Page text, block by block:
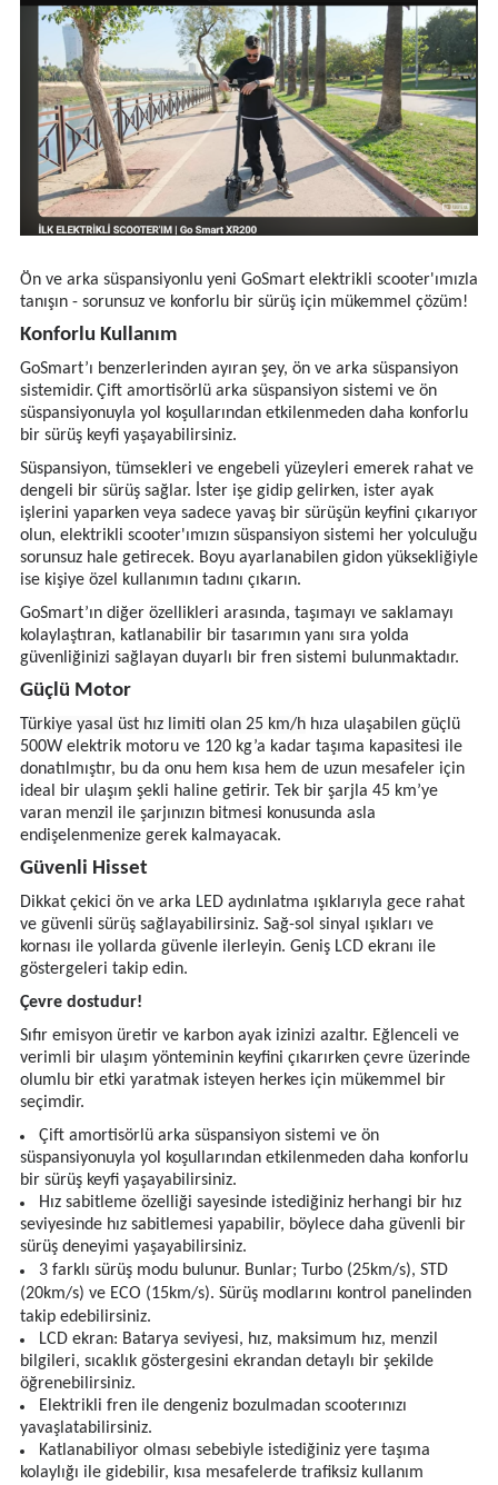
Ön ve arka süspansiyonlu yeni GoSmart elektrikli scooter'ımızla
tanışın - sorunsuz ve konforlu bir sürüş için mükemmel çözüm!
Konforlu Kullanım
GoSmart’ı benzerlerinden ayıran şey, ön ve arka süspansiyon
sistemidir. Çift amortisörlü arka süspansiyon sistemi ve ön
süspansiyonuyla yol koşullarından etkilenmeden daha konforlu
bir sürüş keyfi yaşayabilirsiniz.
Süspansiyon, tümsekleri ve engebeli yüzeyleri emerek rahat ve
dengeli bir sürüş sağlar. İster işe gidip gelirken, ister ayak
işlerini yaparken veya sadece yavaş bir sürüşün keyfini çıkarıyor
olun, elektrikli scooter'ımızın süspansiyon sistemi her yolculuğu
sorunsuz hale getirecek. Boyu ayarlanabilen gidon yüksekliğiyle
ise kişiye özel kullanımın tadını çıkarın.
GoSmart’ın diğer özellikleri arasında, taşımayı ve saklamayı
kolaylaştıran, katlanabilir bir tasarımın yanı sıra yolda
güvenliğinizi sağlayan duyarlı bir fren sistemi bulunmaktadır.
Güçlü Motor
Türkiye yasal üst hız limiti olan 25 km/h hıza ulaşabilen güçlü
500W elektrik motoru ve 120 kg’a kadar taşıma kapasitesi ile
donatılmıştır, bu da onu hem kısa hem de uzun mesafeler için
ideal bir ulaşım şekli haline getirir. Tek bir şarjla 45 km’ye
varan menzil ile şarjınızın bitmesi konusunda asla
endişelenmenize gerek kalmayacak.
Güvenli Hisset
Dikkat çekici ön ve arka LED aydınlatma ışıklarıyla gece rahat
ve güvenli sürüş sağlayabilirsiniz. Sağ-sol sinyal ışıkları ve
kornası ile yollarda güvenle ilerleyin. Geniş LCD ekranı ile
göstergeleri takip edin.
Çevre dostudur!
Sıfır emisyon üretir ve karbon ayak izinizi azaltır. Eğlenceli ve
verimli bir ulaşım yönteminin keyfini çıkarırken çevre üzerinde
olumlu bir etki yaratmak isteyen herkes için mükemmel bir
seçimdir.
Çift amortisörlü arka süspansiyon sistemi ve ön
süspansiyonuyla yol koşullarından etkilenmeden daha konforlu
bir sürüş keyfi yaşayabilirsiniz.
Hız sabitleme özelliği sayesinde istediğiniz herhangi bir hız
seviyesinde hız sabitlemesi yapabilir, böylece daha güvenli bir
sürüş deneyimi yaşayabilirsiniz.
3 farklı sürüş modu bulunur. Bunlar; Turbo (25km/s), STD
(20km/s) ve ECO (15km/s). Sürüş modlarını kontrol panelinden
takip edebilirsiniz.
LCD ekran: Batarya seviyesi, hız, maksimum hız, menzil
bilgileri, sıcaklık göstergesini ekrandan detaylı bir şekilde
öğrenebilirsiniz.
Elektrikli fren ile dengeniz bozulmadan scooterınızı
yavaşlatabilirsiniz.
Katlanabiliyor olması sebebiyle istediğiniz yere taşıma
kolaylığı ile gidebilir, kısa mesafelerde trafiksiz kullanım